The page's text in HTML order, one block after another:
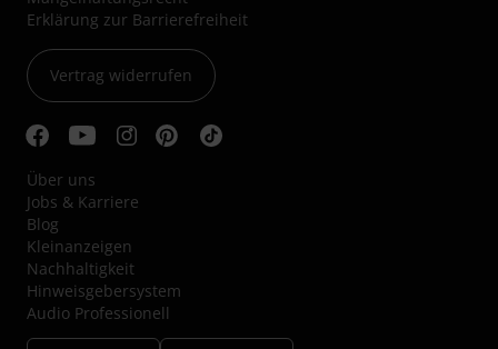
Erklärung zur Barrierefreiheit
Vertrag widerrufen
Über uns
Jobs & Karriere
Blog
Kleinanzeigen
Nachhaltigkeit
Hinweisgebersystem
Audio Professionell